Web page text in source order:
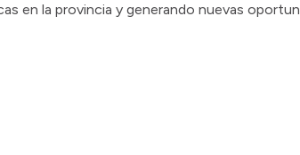
en la provincia y generando nuevas